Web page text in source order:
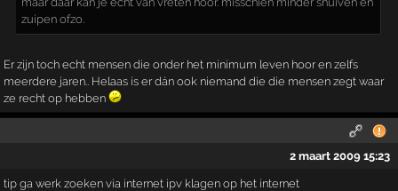
zuipen ofzo.
Er zijn toch echt mensen die onder het minimum leven hoor en zelfs
meerdere jaren.. Helaas is er dán ook niemand die die mensen zegt waar
ze recht op hebben
2 maart 2009 15:23
tip ga werk zoeken via internet ipv klagen op het internet